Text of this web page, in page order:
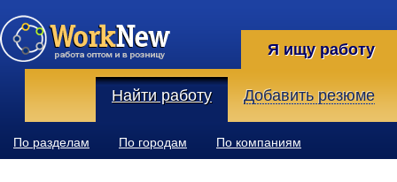
Я ищу работу
Найти работу Добавить резюме
По разделам По городам По компаниям